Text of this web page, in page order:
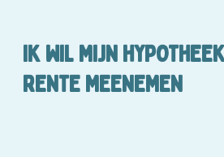
IK WIL MIJN
RENTE MEENEMEN